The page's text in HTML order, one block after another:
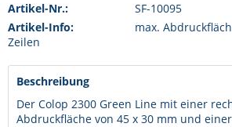
Artikel-Nr.:
SF-10095
Artikel-Info:
max.
Zeilen
Beschreibung
Der Colop 2300 Green Line mit einer
Abdruckfläche von 45 x 30 mm und